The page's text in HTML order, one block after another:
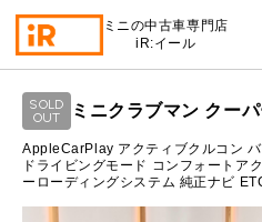
ミニの中古車専門店
iR:イール
BMW MINI BMWミニ 在庫検
ROVER MINI ローバーミニ
月々支払額
SOLD
OUT
ミニクラブマン クー
AppleCarPlay アクティブクルコン
ドライビングモード コンフォートア
ーローディングシステム 純正ナビ